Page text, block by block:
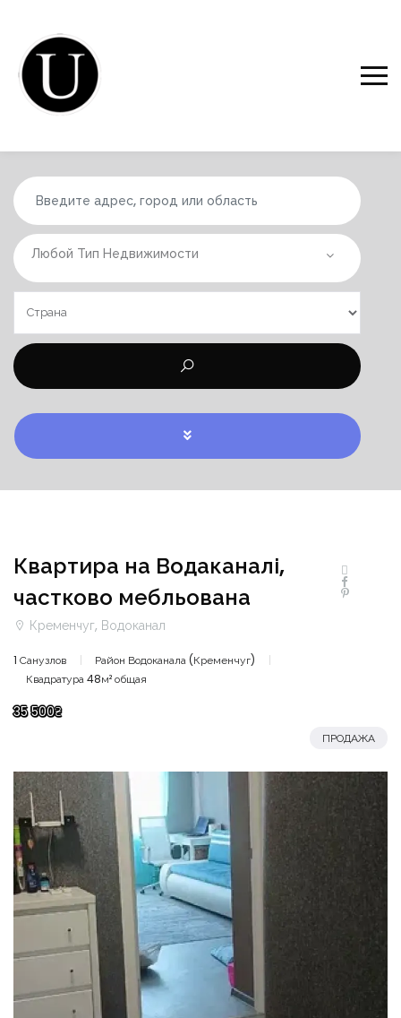
Любой Тип Недвижимости
Квартира на Водаканалі,
частково мебльована
Кременчуг, Водоканал
1 Санузлов
Район Водоканала (Кременчуг)
Квадратура 48м² общая
35 500₴
ПРОДАЖА